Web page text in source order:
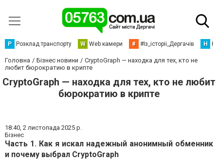
Р Розклад транспорту W Web камери # #Із_історіі_Дергачів Н
Головна Бізнес новини
CryptoGraph — находка для тех, кто не
любит бюрократию в крипте
CryptoGraph — находка для тех, кто не любит
бюрократию в крипте
18:40, 2 листопада 2025 р.
Бізнес
Часть 1. Как я искал надежный анонимный обменник
и почему выбрал CryptoGraph